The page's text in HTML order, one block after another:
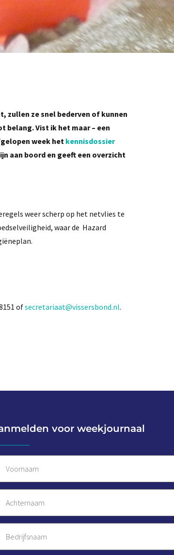
zullen ze snel bederven of kunnen
belang. Vist ik het maar – een
week het kennisdossier
aan boord en geeft een overzicht
weer scherp op het netvlies te
waar de Hazard
ofsecretariaat@vissersbond.nl.
voor weekjournaal